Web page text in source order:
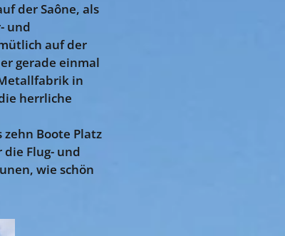
der Saône, als
und
auf der
gerade einmal
in
herrliche
Boote Platz
Flug- und
wie schön